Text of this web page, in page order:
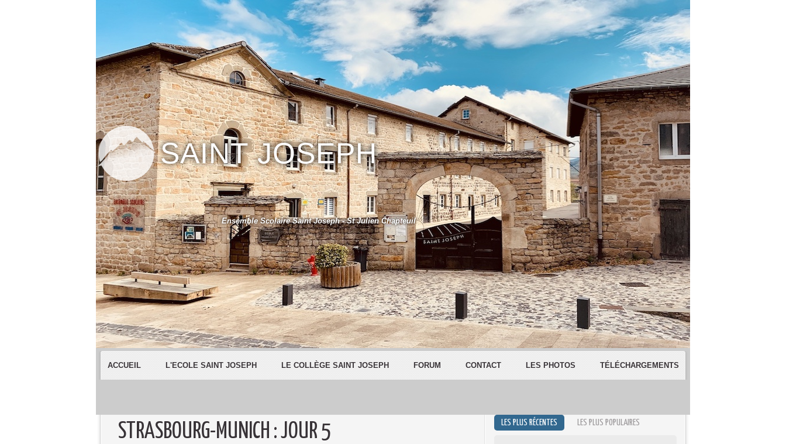
SAINT JOSEPH
Ensemble Scolaire Saint Joseph - St Julien Chapteuil
ACCUEIL L'ECOLE SAINT JOSEPH LE COLLÈGE SAINT JOSEPH FORUM CONTACT LES PHOTOS TÉLÉCHARGEMENTS
STRASBOURG-MUNICH : JOUR 5 LES PLUS RÉCENTES LES PLUS POPULAIRES